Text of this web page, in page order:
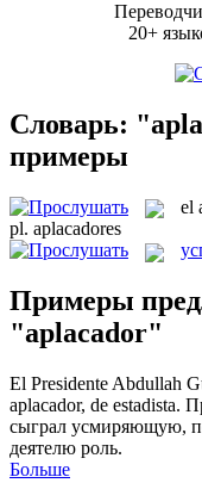
20+
Словарь:
примеры
el
pl. aplacadores
Примеры
"aplacador"
El Presidente Abdullah
aplacador, de estadista.
сыграл усмиряющую,
деятелю роль.
Больше